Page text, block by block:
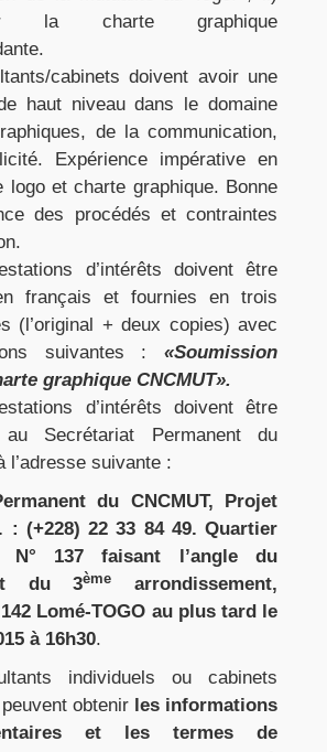
la charte graphique
cabinets doivent avoir une
haut niveau dans le domaine
de la communication,
Expérience impérative en
logo et charte graphique. Bonne
des procédés et contraintes
d’intérêts doivent être
français et fournies en trois
(l’original + deux copies) avec
suivantes : «Soumission
graphique CNCMUT».
d’intérêts doivent être
au Secrétariat Permanent du
l’adresse suivante :
du CNCMUT, Projet
: (+228) 22 33 84 49. Quartier
N° 137 faisant l’angle du
du 3ème
arrondissement,
Lomé-TOGO au plus tard le
à 16h30.
individuels ou cabinets
obtenir les informations
et les termes de